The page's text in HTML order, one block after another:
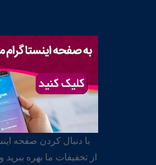
با دنبال کردن صفحه
از تخفیفات ما بهره ببرید